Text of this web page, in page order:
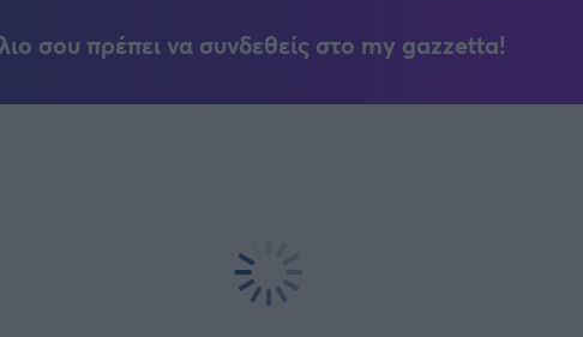
σου πρέπει να συνδεθείς στο my gazzetta!